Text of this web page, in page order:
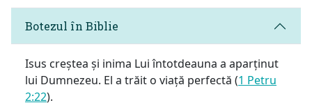
Botezul în Biblie
Isus creștea și inima Lui întotdeauna a aparținut
lui Dumnezeu. El a trăit o viață perfectă (1 Petru
2:22).